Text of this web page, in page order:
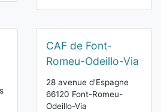
CAF de Font-
Romeu-Odeillo-Via
28 avenue d'Espagne
66120 Font-Romeu-
Odeillo-Via